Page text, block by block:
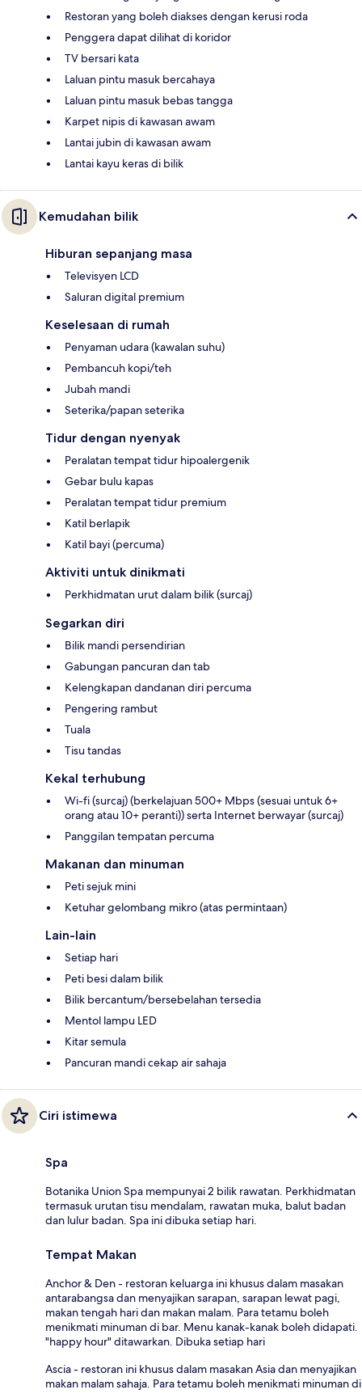
Restoran yang boleh diakses dengan kerusi roda
Penggera dapat dilihat di koridor
TV bersari kata
Laluan pintu masuk bercahaya
Laluan pintu masuk bebas tangga
Karpet nipis di kawasan awam
Lantai jubin di kawasan awam
Lantai kayu keras di bilik
Kemudahan bilik
Hiburan sepanjang masa
Televisyen LCD
Saluran digital premium
Keselesaan di rumah
Penyaman udara (kawalan suhu)
Pembancuh kopi/teh
Jubah mandi
Seterika/papan seterika
Tidur dengan nyenyak
Peralatan tempat tidur hipoalergenik
Gebar bulu kapas
Peralatan tempat tidur premium
Katil berlapik
Katil bayi (percuma)
Aktiviti untuk dinikmati
Perkhidmatan urut dalam bilik (surcaj)
Segarkan diri
Bilik mandi persendirian
Gabungan pancuran dan tab
Kelengkapan dandanan diri percuma
Pengering rambut
Tuala
Tisu tandas
Kekal terhubung
Wi-fi (surcaj) (berkelajuan 500+ Mbps (sesuai untuk 6+
orang atau 10+ peranti)) serta Internet berwayar (surcaj)
Panggilan tempatan percuma
Makanan dan minuman
Peti sejuk mini
Ketuhar gelombang mikro (atas permintaan)
Lain-lain
Setiap hari
Peti besi dalam bilik
Bilik bercantum/bersebelahan tersedia
Mentol lampu LED
Kitar semula
Pancuran mandi cekap air sahaja
Ciri istimewa
Spa
Botanika Union Spa mempunyai 2 bilik rawatan. Perkhidmatan
termasuk urutan tisu mendalam, rawatan muka, balut badan
dan lulur badan. Spa ini dibuka setiap hari.
Tempat Makan
Anchor & Den - restoran keluarga ini khusus dalam masakan
antarabangsa dan menyajikan sarapan, sarapan lewat pagi,
makan tengah hari dan makan malam. Para tetamu boleh
menikmati minuman di bar. Menu kanak-kanak boleh didapati.
"happy hour" ditawarkan. Dibuka setiap hari
Ascia - restoran ini khusus dalam masakan Asia dan menyajikan
makan malam sahaja. Para tetamu boleh menikmati minuman di